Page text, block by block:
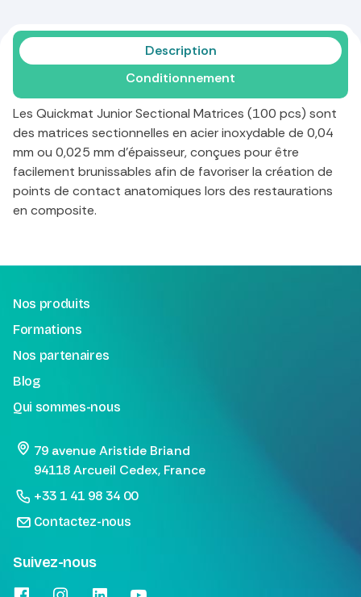
Description
Conditionnement
Les Quickmat Junior Sectional Matrices (100 pcs) sont
des matrices sectionnelles en acier inoxydable de 0,04
mm ou 0,025 mm d'épaisseur, conçues pour être
facilement brunissables afin de favoriser la création de
points de contact anatomiques lors des restaurations
en composite.
Nos produits
Formations
Nos partenaires
Blog
Qui sommes-nous
79 avenue Aristide Briand
94118 Arcueil Cedex, France
+33 1 41 98 34 00
Contactez-nous
Suivez-nous